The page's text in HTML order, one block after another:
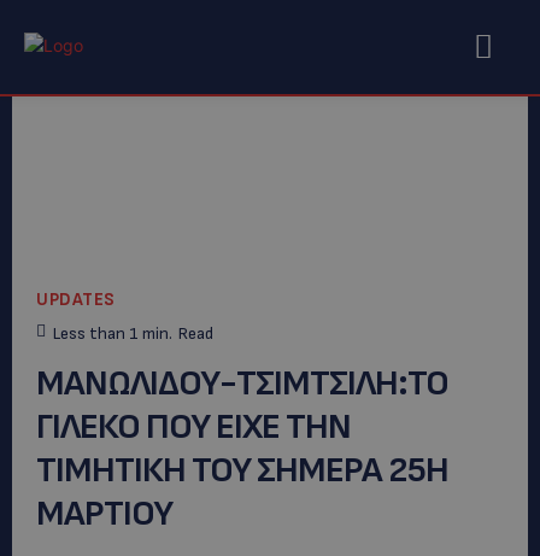
UPDATES
Less than 1 min. Read
ΜΑΝΩΛΙΔΟΥ-ΤΣΙΜΤΣΙΛΗ:TO
ΓΙΛΕΚΟ ΠΟΥ ΕΙΧΕ ΤΗΝ
ΤΙΜΗΤΙΚΗ ΤΟΥ ΣΗΜΕΡΑ 25Η
ΜΑΡΤΙΟΥ